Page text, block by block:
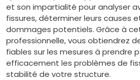
et son impartialité pour analyser
fissures, déterminer leurs causes
dommages potentiels. Grâce à
professionnelle, vous obtiendrez
fiables sur les mesures à prendre
efficacement les problèmes de
stabilité de votre structure.